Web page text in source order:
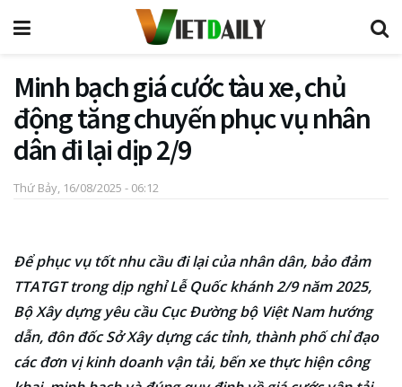
Minh bạch giá cước tàu xe, chủ
động tăng chuyến phục vụ nhân
dân đi lại dịp 2/9
Thứ Bảy, 16/08/2025 - 06:12
Để phục vụ tốt nhu cầu đi lại của nhân dân, bảo đảm
TTATGT trong dịp nghỉ Lễ Quốc khánh 2/9 năm 2025,
Bộ Xây dựng yêu cầu Cục Đường bộ Việt Nam hướng
dẫn, đôn đốc Sở Xây dựng các tỉnh, thành phố chỉ đạo
các đơn vị kinh doanh vận tải, bến xe thực hiện công